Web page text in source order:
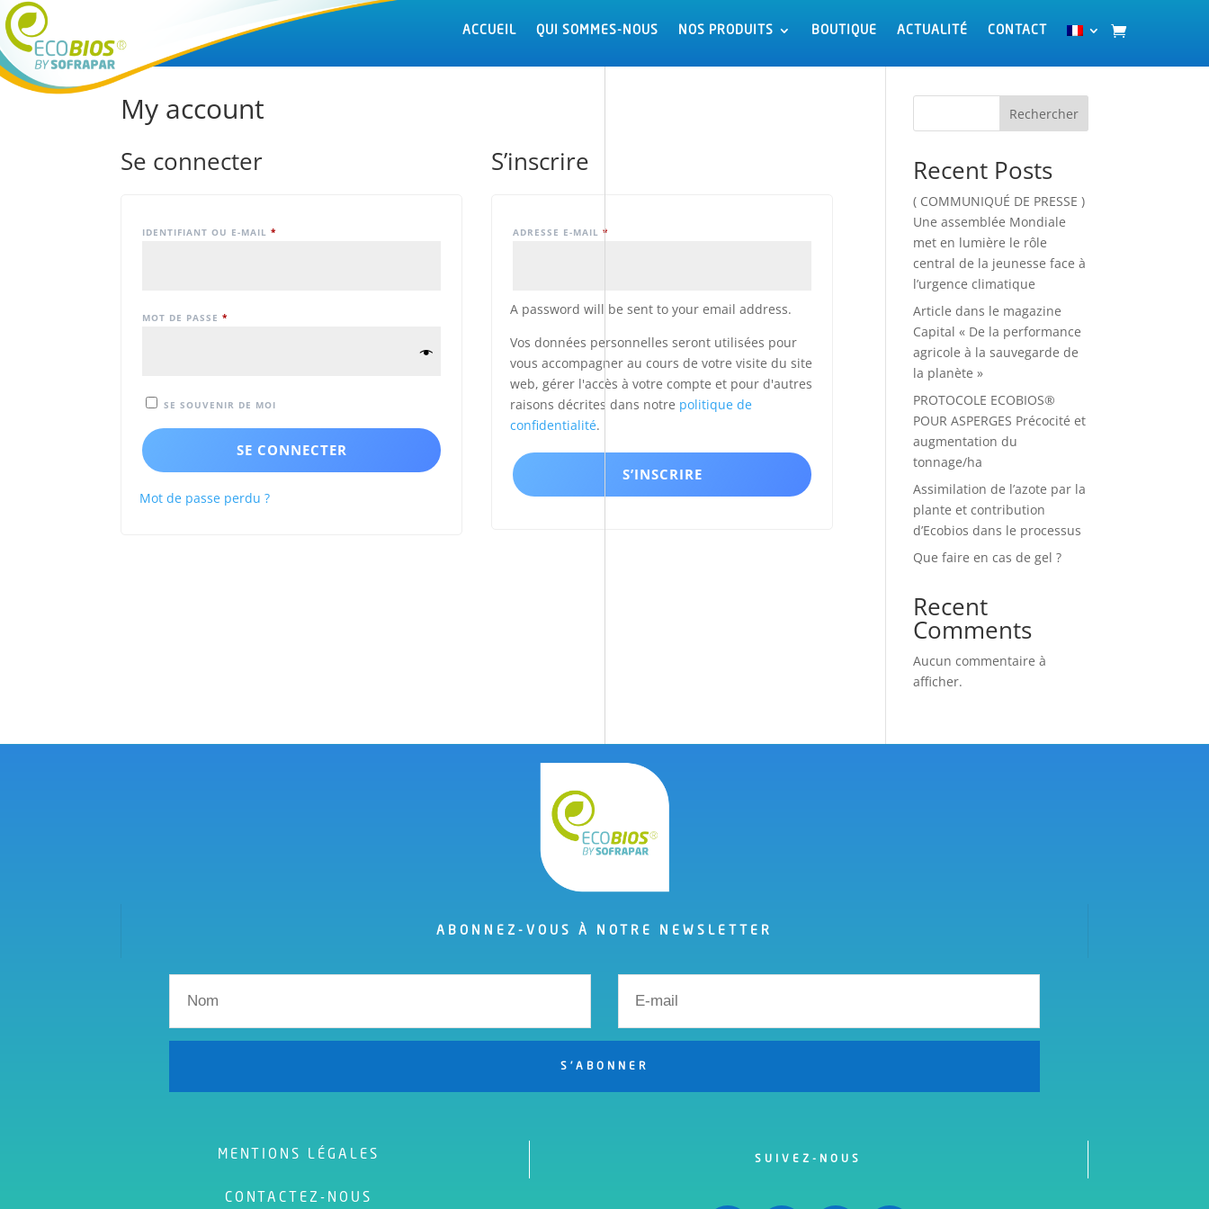
ACCUEIL QUI SOMMES-NOUS NOS PRODUITS BOUTIQUE ACTUALITÉ CONTACT
ACCUEIL QUI SOMMES-NOUS NOS PRODUITS BOUTIQUE ACTUALITÉ CONTACT
My account
Se connecter
IDENTIFIANT OU E-MAIL*
MOT DE PASSE*
SE SOUVENIR DE MOI
SE CONNECTER
Mot de passe perdu ?
S’inscrire
ADRESSE E-MAIL*
A password will be sent to your email address.
Vos données personnelles seront utilisées pour
vous accompagner au cours de votre visite du site
web, gérer l'accès à votre compte et pour d'autres
raisons décrites dans notre politique de
confidentialité.
S’INSCRIRE
Rechercher
Recent Posts
( COMMUNIQUÉ DE PRESSE )
Une assemblée Mondiale
met en lumière le rôle
central de la jeunesse face à
l’urgence climatique
Article dans le magazine
Capital « De la performance
agricole à la sauvegarde de
la planète »
PROTOCOLE ECOBIOS®
POUR ASPERGES Précocité et
augmentation du
tonnage/ha
Assimilation de l’azote par la
plante et contribution
d’Ecobios dans le processus
Que faire en cas de gel ?
Recent
Comments
Aucun commentaire à
afficher.
ABONNEZ-VOUS À NOTRE NEWSLETTER
S'ABONNER
MENTIONS LÉGALES
CONTACTEZ-NOUS
SUIVEZ-NOUS